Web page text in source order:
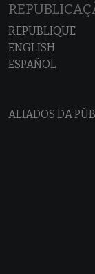
REPUBLIQUE
ENGLISH
ESPAÑOL
ALIADOS DA